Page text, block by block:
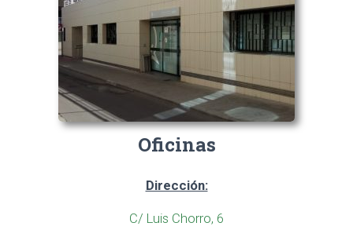
Oficinas
Dirección:
C/ Luis Chorro, 6